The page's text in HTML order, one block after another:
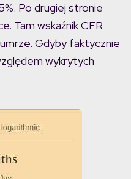
Po drugiej stronie
Tam wskaźnik CFR
Gdyby faktycznie
wykrytych